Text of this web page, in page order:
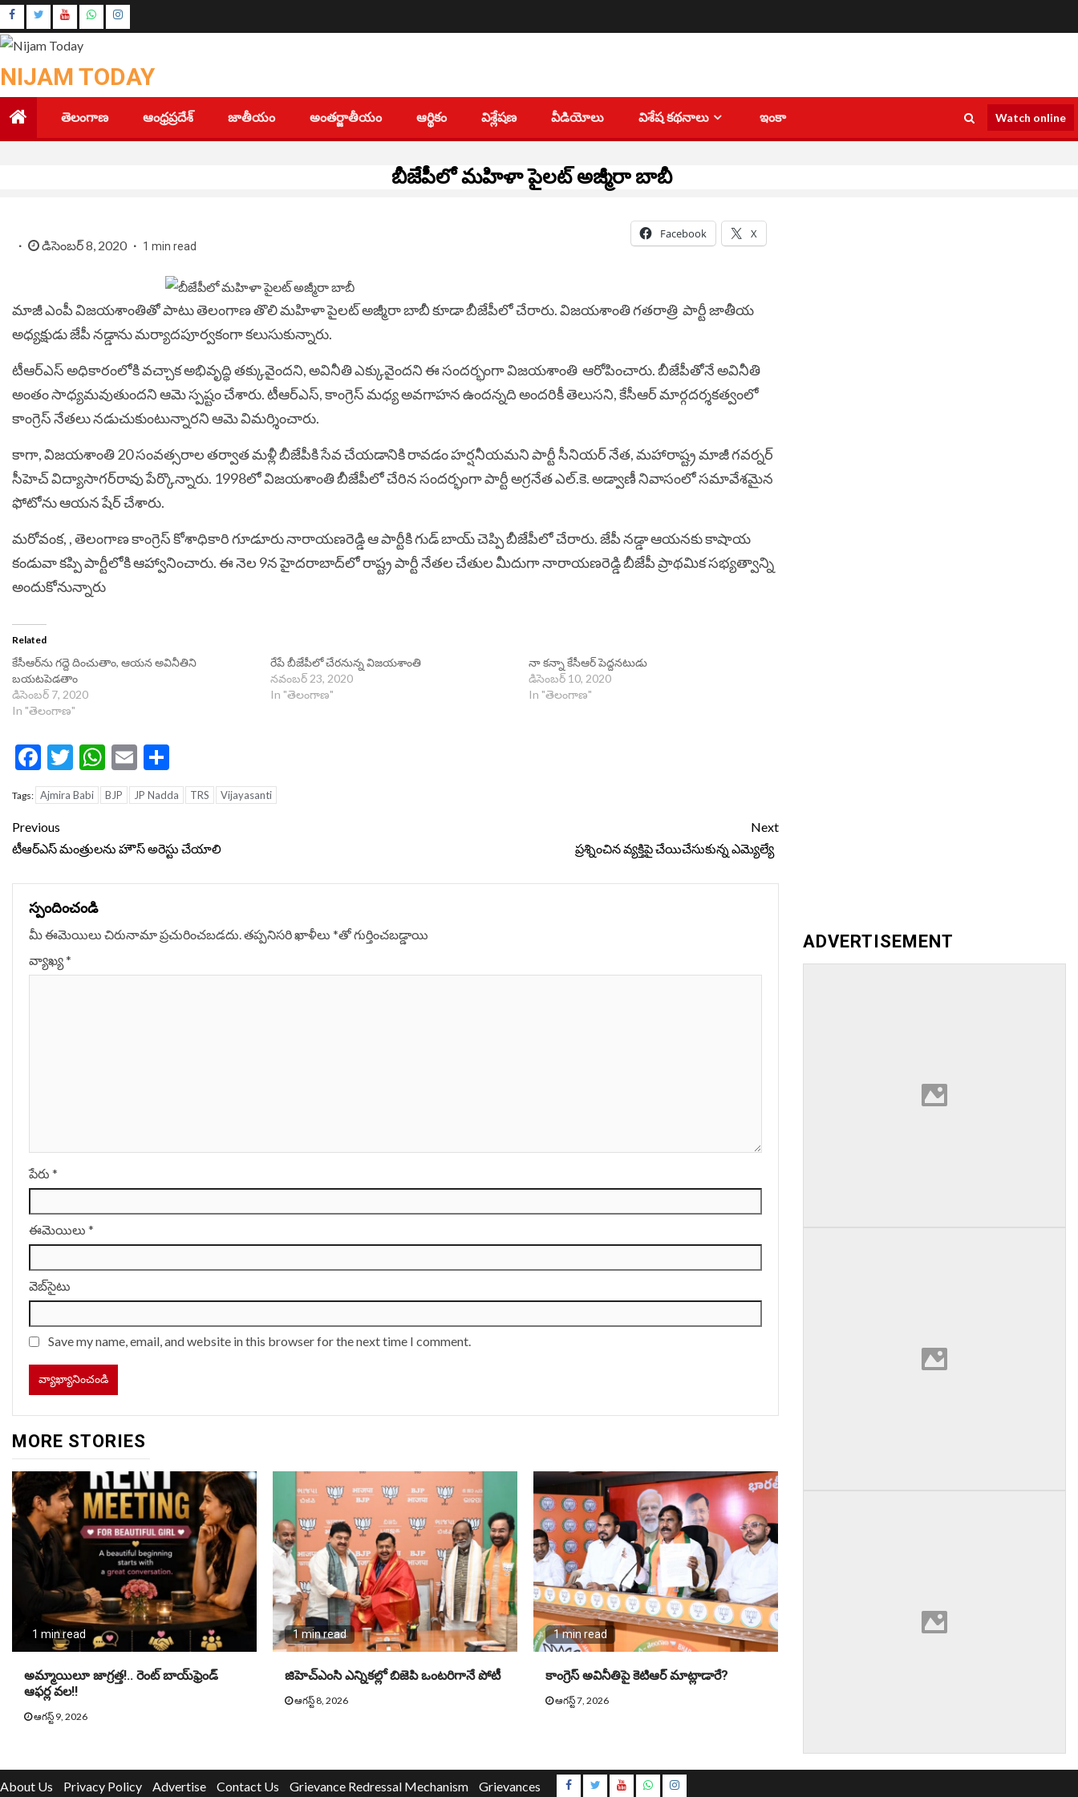
Skip
to
content
Youtube
Instagram
NIJAM TODAY
తెలంగాణ ఆంధ్రప్రదేశ్ జాతీయం అంతర్జాతీయం ఆర్థికం విశ్లేషణ వీడియోలు విశేష కథనాలు ఇంకా Watch online
బీజేపీలో మహిళా పైలట్‌ అజ్మీరా బాబీ
డిసెంబర్ 8, 2020 1 min read
Facebook X
మాజీ ఎంపీ విజయశాంతితో పాటు తెలంగాణ తొలి మహిళా పైలట్‌ అజ్మీరా బాబీ కూడా బీజేపీలో చేరారు. విజయశాంతి గతరాత్రి పార్టీ జాతీయ
అధ్యక్షుడు జేపీ నడ్డాను మర్యాదపూర్వకంగా కలుసుకున్నారు.
టీఆర్‌ఎస్‌ అధికారంలోకి వచ్చాక అభివృద్ధి తక్కువైందని, అవినీతి ఎక్కువైందని ఈ సందర్భంగా విజయశాంతి ఆరోపించారు. బీజేపీతోనే అవినీతి
అంతం సాధ్యమవుతుందని ఆమె స్పష్టం చేశారు.టీఆర్‌ఎస్‌, కాంగ్రెస్‌ మధ్య అవగాహన ఉందన్నది అందరికీ తెలుసని, కేసీఆర్‌ మార్గదర్శకత్వంలో
కాంగ్రెస్‌ నేతలు నడుచుకుంటున్నారని ఆమె విమర్శించారు.
కాగా, విజయశాంతి 20 సంవత్సరాల తర్వాత మళ్లీ బీజేపీకి సేవ చేయడానికి రావడం హర్షనీయమని పార్టీ సీనియర్‌ నేత, మహారాష్ట్ర మాజీ గవర్నర్‌
సీహెచ్‌ విద్యాసాగర్‌రావు పేర్కొన్నారు. 1998లో విజయశాంతి బీజేపీలో చేరిన సందర్భంగా పార్టీ అగ్రనేత ఎల్‌.కె. అడ్వాణీ నివాసంలో సమావేశమైన
ఫోటోను ఆయన షేర్‌ చేశారు.
మరోవంక, , తెలంగాణ కాంగ్రెస్‌ కోశాధికారి గూడూరు నారాయణరెడ్డి ఆ పార్టీకి గుడ్‌ బాయ్‌ చెప్పి బీజేపీలో చేరారు. జేపీ నడ్డా ఆయనకు కాషాయ
కండువా కప్పి పార్టీలోకి ఆహ్వానించారు. ఈ నెల 9న హైదరాబాద్‌లో రాష్ట్ర పార్టీ నేతల చేతుల మీదుగా నారాయణరెడ్డి బీజేపీ ప్రాథమిక సభ్యత్వాన్ని
అందుకోనున్నారు
Related
కేసీఆర్‌ను గద్దె దించుతాం, ఆయన అవినీతిని
బయటపెడతాం
డిసెంబర్ 7, 2020
In "తెలంగాణ"
రేపే బీజేపీలో చేరనున్న విజయశాంతి
నవంబర్ 23, 2020
In "తెలంగాణ"
నా కన్నా కేసీఆర్ పెద్దనటుడు
డిసెంబర్ 10, 2020
In "తెలంగాణ"
Facebook
Twitter
WhatsApp
Email
Tags: Ajmira Babi BJP JP Nadda TRS Vijayasanti
Continue
Reading
Previous
టీఆర్ఎస్ మంత్రులను హౌస్ అరెస్టు చేయాలి
Next
ప్రశ్నించిన వ్యక్తిపై చేయిచేసుకున్న ఎమ్యెల్యే
స్పందించండి
మీ ఈమెయిలు చిరునామా ప్రచురించబడదు.తప్పనిసరి ఖాళీలు *‌తో గుర్తించబడ్డాయి
వ్యాఖ్య*
పేరు *
ఈమెయిలు *
వెబ్‌సైటు
Save my name, email, and website in this browser for the next time I comment.
MORE STORIES
1 min read
అమ్మాయిలూ జాగ్రత్త!.. రెంట్ బాయ్‌ఫ్రెండ్
ఆఫర్ల వల!!
ఆగస్ట్ 9, 2026
1 min read
జిహెచ్ఎంసి ఎన్నికల్లో బిజెపి ఒంటరిగానే పోటీ
ఆగస్ట్ 8, 2026
1 min read
కాంగ్రెస్ అవినీతిపై కెటిఆర్ మాట్లాడారే?
ఆగస్ట్ 7, 2026
ADVERTISEMENT
About Us Privacy Policy Advertise Contact Us Grievance Redressal Mechanism Grievances Instagram